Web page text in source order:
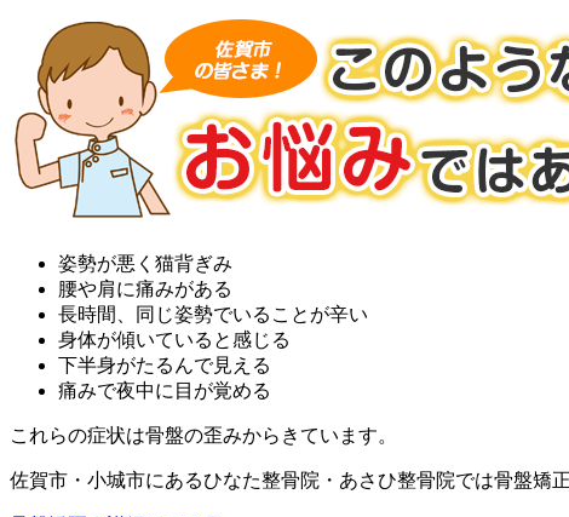
姿勢が悪く猫背ぎみ
腰や肩に痛みがある
長時間、同じ姿勢でいることが辛い
身体が傾いていると感じる
下半身がたるんで見える
痛みで夜中に目が覚める
これらの症状は骨盤の歪みからきています。
佐賀市・小城市にあるひなた整骨院・あさひ整骨院では骨盤矯